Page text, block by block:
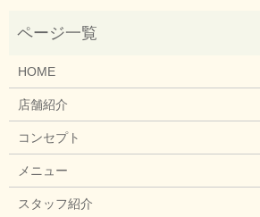
HOME
店舗紹介
コンセプト
メニュー
スタッフ紹介